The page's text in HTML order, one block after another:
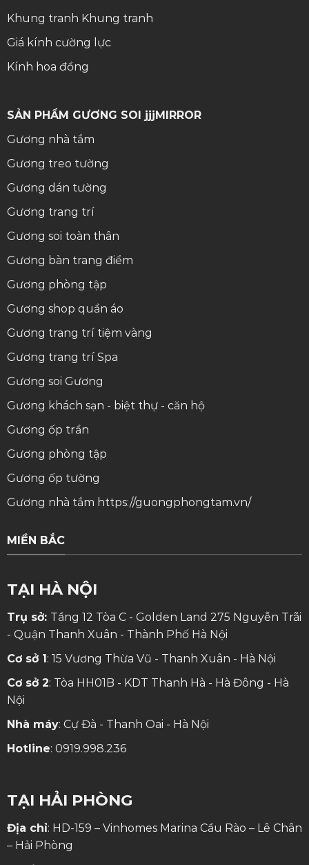
Khung tranh Khung tranh
Giá kính cường lực
Kính hoa đồng
SẢN PHẨM GƯƠNG SOI jjjMIRROR
Gương nhà tắm
Gương treo tường
Gương dán tường
Gương trang trí
Gương soi toàn thân
Gương bàn trang điểm
Gương phòng tập
Gương shop quần áo
Gương trang trí tiệm vàng
Gương trang trí Spa
Gương soi Gương
Gương khách sạn - biệt thự - căn hộ
Gương ốp trần
Gương phòng tập
Gương ốp tường
Gương nhà tắm https://guongphongtam.vn/
MIỀN BẮC
TẠI HÀ NỘI
Trụ sở: Tầng 12 Tòa C - Golden Land 275 Nguyễn Trãi
- Quận Thanh Xuân - Thành Phố Hà Nội
Cơ sở 1: 15 Vương Thừa Vũ - Thanh Xuân - Hà Nội
Cơ sở 2: Tòa HH01B - KDT Thanh Hà - Hà Đông - Hà
Nội
Nhà máy: Cự Đà - Thanh Oai - Hà Nội
Hotline: 0919.998.236
TẠI HẢI PHÒNG
Địa chỉ: HD-159 – Vinhomes Marina Cầu Rào – Lê Chân
– Hải Phòng